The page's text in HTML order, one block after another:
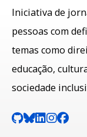
Iniciativa de
pessoas com
temas como
educação,
sociedade